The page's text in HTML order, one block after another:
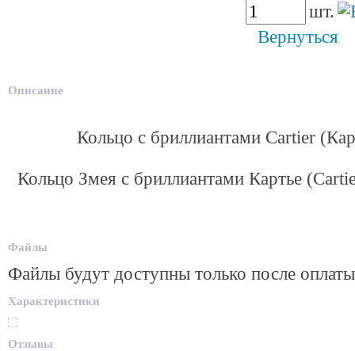
шт.
Вернуться
Описание
Кольцо с бриллиантами Cartier
Кольцо Змея с бриллиантами Картье
Файлы
Файлы будут доступны только после оплаты
Характеристики
Отзывы